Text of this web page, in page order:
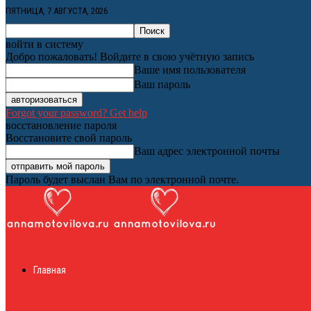
ПЯТНИЦА, 7 АВГУСТА, 2026
войти в систему
Добро пожаловать! Войдите в свою учётную запись
Ваше имя пользователя
Ваш пароль
Forgot your password? Get help
восстановление пароля
Восстановите свой пароль
Ваш адрес электронной почты
Пароль будет выслан Вам по электронной почте.
Главная